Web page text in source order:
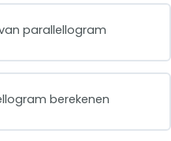
parallellogram
berekenen